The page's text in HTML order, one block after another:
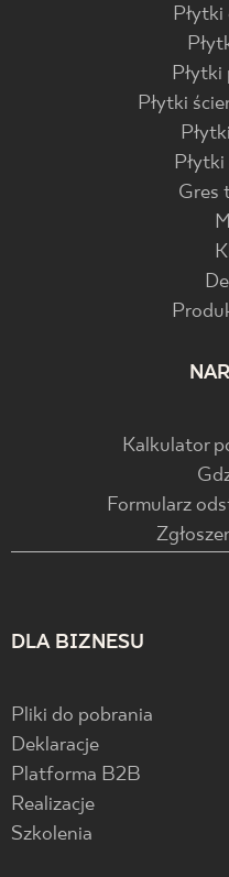
Płytki
Płytki
Płytki
Gres
Kalkulator
Formularz
DLA BIZNESU
Pliki do pobrania
Deklaracje
Platforma B2B
Realizacje
Szkolenia